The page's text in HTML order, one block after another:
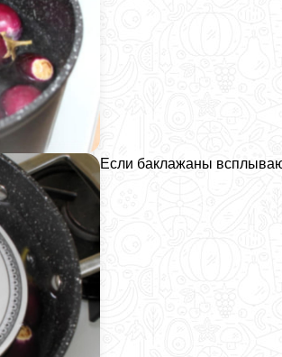
Если баклажаны